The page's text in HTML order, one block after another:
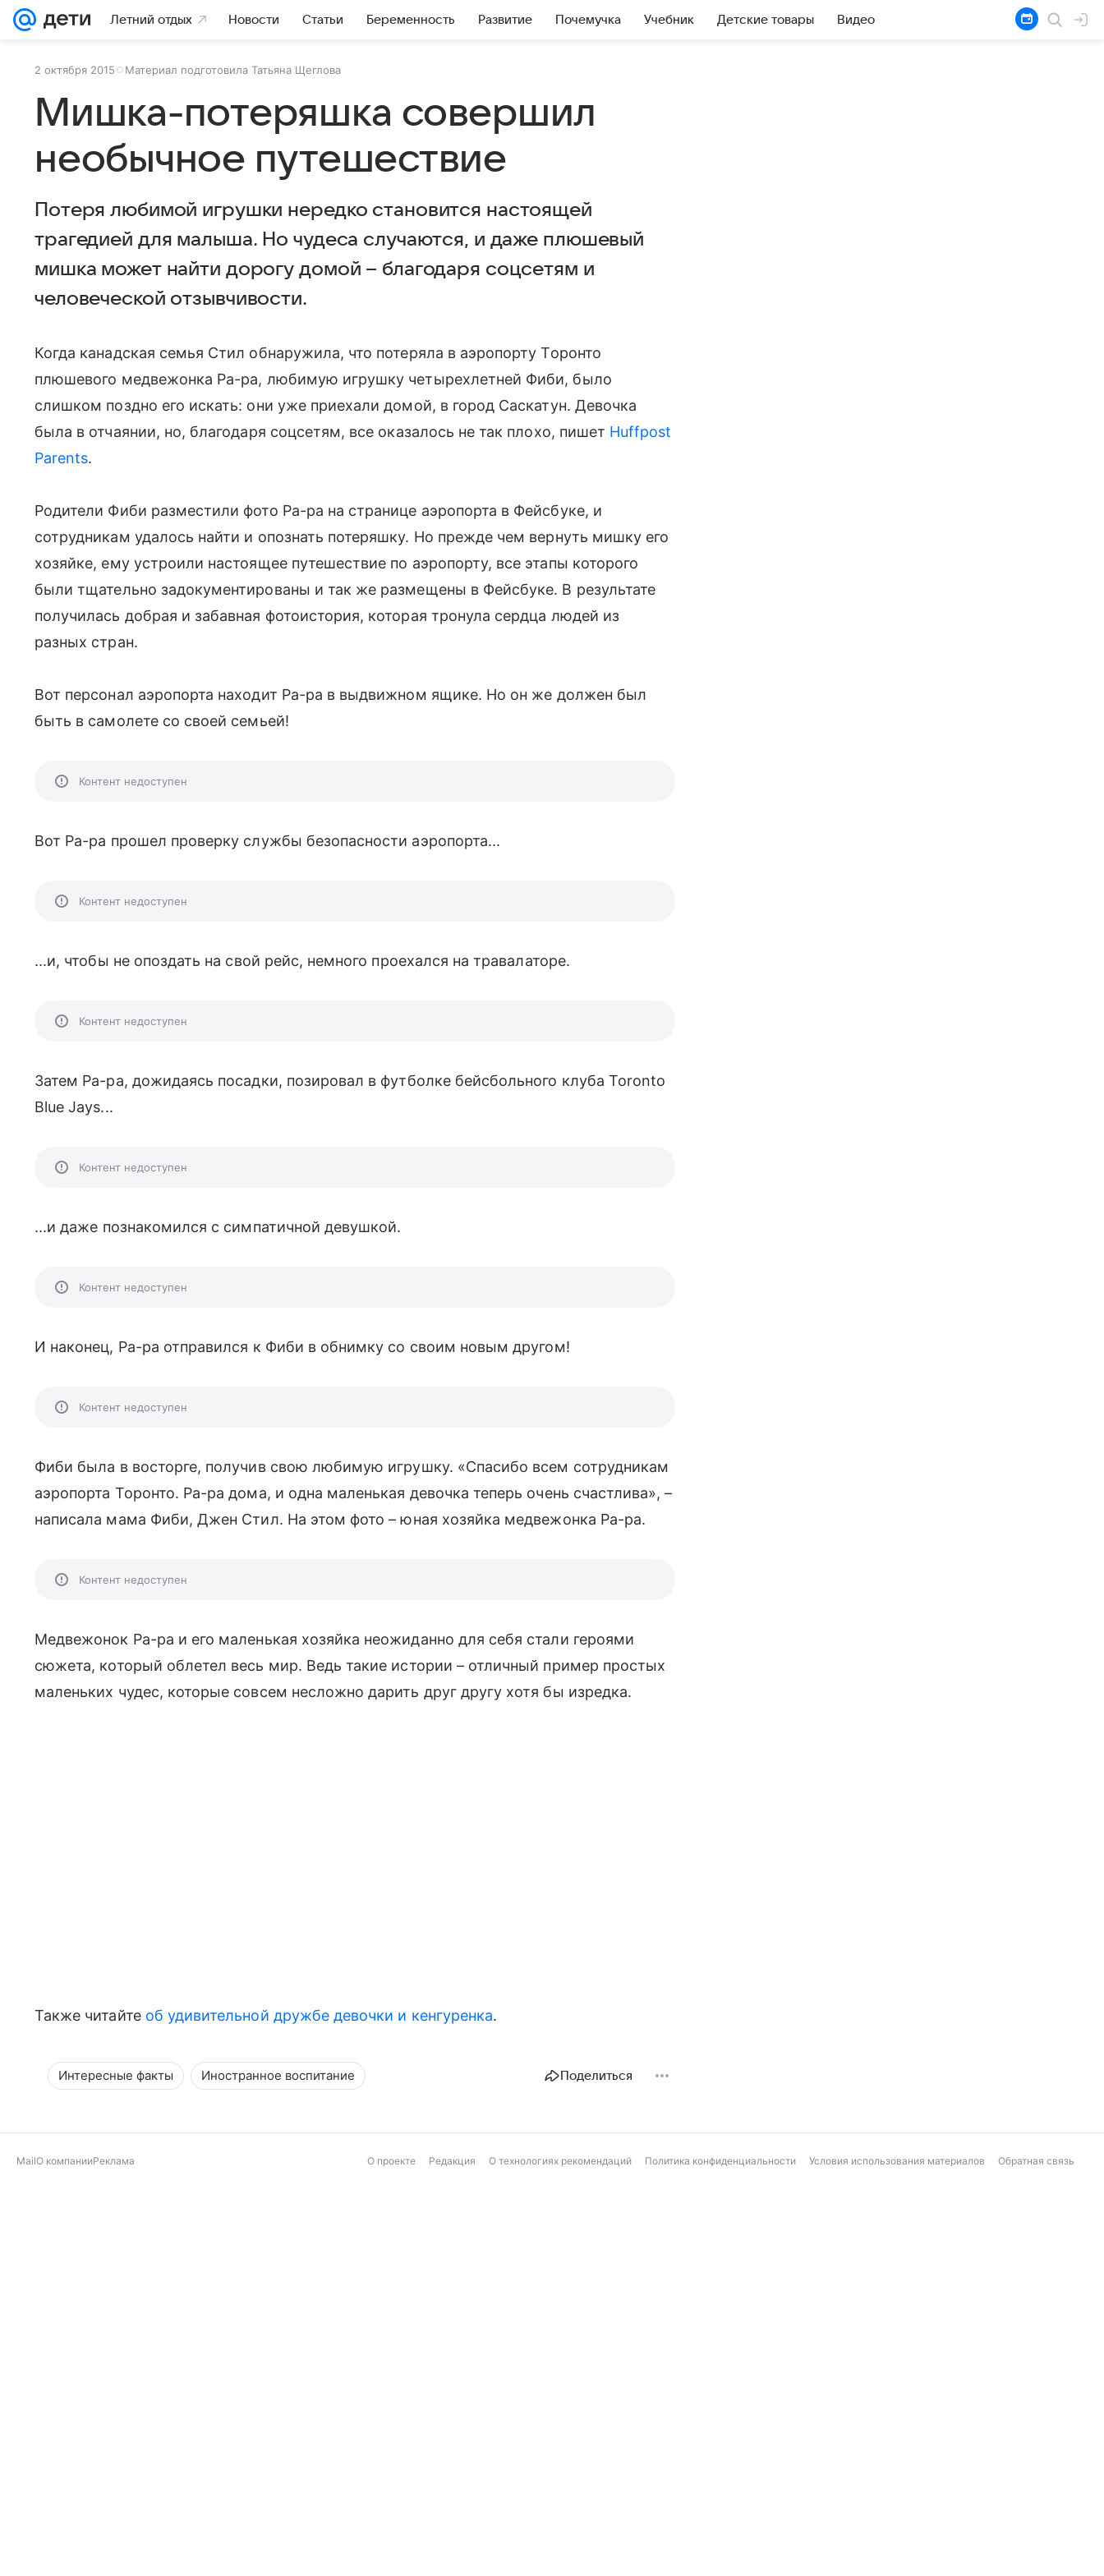
Летний отдых Новости Статьи Беременность Развитие Почемучка Учебник Детские товары Видео
2 октября 2015 Материал подготовила Татьяна Щеглова
Мишка-потеряшка совершил
необычное путешествие
Потеря любимой игрушки нередко становится настоящей
трагедией для малыша. Но чудеса случаются, и даже плюшевый
мишка может найти дорогу домой – благодаря соцсетям и
человеческой отзывчивости.
Когда канадская семья Стил обнаружила, что потеряла в аэропорту Торонто
плюшевого медвежонка Ра-ра, любимую игрушку четырехлетней Фиби, было
слишком поздно его искать: они уже приехали домой, в город Саскатун. Девочка
была в отчаянии, но, благодаря соцсетям, все оказалось не так плохо, пишет Huffpost
Parents.
Родители Фиби разместили фото Ра-ра на странице аэропорта в Фейсбуке, и
сотрудникам удалось найти и опознать потеряшку. Но прежде чем вернуть мишку его
хозяйке, ему устроили настоящее путешествие по аэропорту, все этапы которого
были тщательно задокументированы и так же размещены в Фейсбуке. В результате
получилась добрая и забавная фотоистория, которая тронула сердца людей из
разных стран.
Вот персонал аэропорта находит Ра-ра в выдвижном ящике. Но он же должен был
быть в самолете со своей семьей!
Контент недоступен
Вот Ра-ра прошел проверку службы безопасности аэропорта...
Контент недоступен
...и, чтобы не опоздать на свой рейс, немного проехался на травалаторе.
Контент недоступен
Затем Ра-ра, дожидаясь посадки, позировал в футболке бейсбольного клуба Toronto
Blue Jays...
Контент недоступен
...и даже познакомился с симпатичной девушкой.
Контент недоступен
И наконец, Ра-ра отправился к Фиби в обнимку со своим новым другом!
Контент недоступен
Фиби была в восторге, получив свою любимую игрушку. «Спасибо всем сотрудникам
аэропорта Торонто. Ра-ра дома, и одна маленькая девочка теперь очень счастлива», –
написала мама Фиби, Джен Стил. На этом фото – юная хозяйка медвежонка Ра-ра.
Контент недоступен
Медвежонок Ра-ра и его маленькая хозяйка неожиданно для себя стали героями
сюжета, который облетел весь мир. Ведь такие истории – отличный пример простых
маленьких чудес, которые совсем несложно дарить друг другу хотя бы изредка.
Также читайте об удивительной дружбе девочки и кенгуренка.
Интересные факты Иностранное воспитание Поделиться
MailО компанииРеклама О проекте Редакция О технологиях рекомендаций Политика конфиденциальности Условия использования материалов Обратная связь